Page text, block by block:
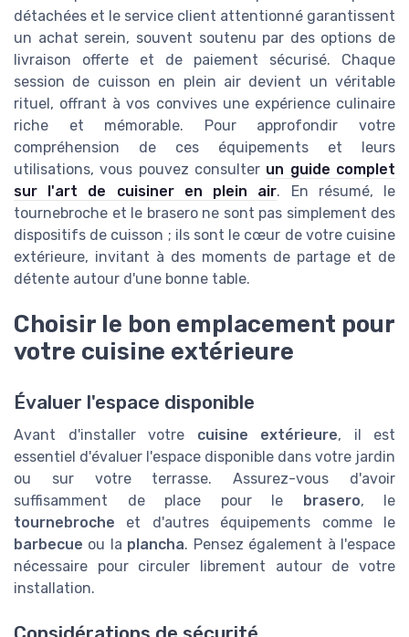
détachées et le service client attentionné garantissent
un achat serein, souvent soutenu par des options de
livraison offerte et de paiement sécurisé. Chaque
session de cuisson en plein air devient un véritable
rituel, offrant à vos convives une expérience culinaire
riche et mémorable. Pour approfondir votre
compréhension de ces équipements et leurs
utilisations, vous pouvez consulter un guide complet
sur l'art de cuisiner en plein air. En résumé, le
tournebroche et le brasero ne sont pas simplement des
dispositifs de cuisson ; ils sont le cœur de votre cuisine
extérieure, invitant à des moments de partage et de
détente autour d'une bonne table.
Choisir le bon emplacement pour
votre cuisine extérieure
Évaluer l'espace disponible
Avant d'installer votre cuisine extérieure, il est
essentiel d'évaluer l'espace disponible dans votre jardin
ou sur votre terrasse. Assurez-vous d'avoir
suffisamment de place pour le
brasero, le
tournebroche et d'autres équipements comme le
barbecue ou la plancha. Pensez également à l'espace
nécessaire pour circuler librement autour de votre
installation.